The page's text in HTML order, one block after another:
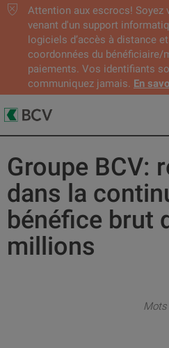
Attention aux escrocs! Soyez
venant d'un support
logiciels d’accès à distance
coordonnées du bénéficiaire/
paiements. Vos identifiants
communiquez jamais. En
Groupe BCV:
dans la
bénéfice brut
millions